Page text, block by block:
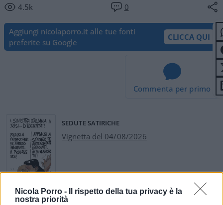
Nicola Porro -
Il rispetto della tua privacy è la
nostra priorità
4.5k 0
Aggiungi nicolaporro.it alle tue fonti
preferite su Google
CLICCA QUI
Commenta per primo
SEDUTE SATIRICHE
Vignetta del 04/08/2026
Vai all'archivio delle vignette